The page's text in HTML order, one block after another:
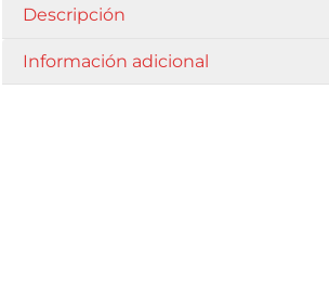
Descripción
Información adicional